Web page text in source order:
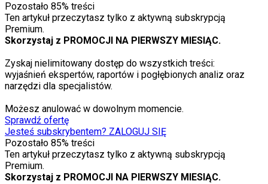
Pozostało 85% treści
Ten artykuł przeczytasz tylko z aktywną subskrypcją
Premium.
Skorzystaj z PROMOCJI NA PIERWSZY MIESIĄC.
Zyskaj nielimitowany dostęp do wszystkich treści:
wyjaśnień ekspertów, raportów i pogłębionych analiz oraz
narzędzi dla specjalistów.
Możesz anulować w dowolnym momencie.
Sprawdź ofertę
Jesteś subskrybentem? ZALOGUJ SIĘ
Pozostało 85% treści
Ten artykuł przeczytasz tylko z aktywną subskrypcją
Premium.
Skorzystaj z PROMOCJI NA PIERWSZY MIESIĄC.